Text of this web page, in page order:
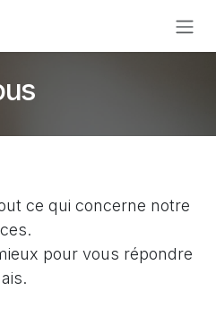
ce qui concerne notre
pour vous répondre